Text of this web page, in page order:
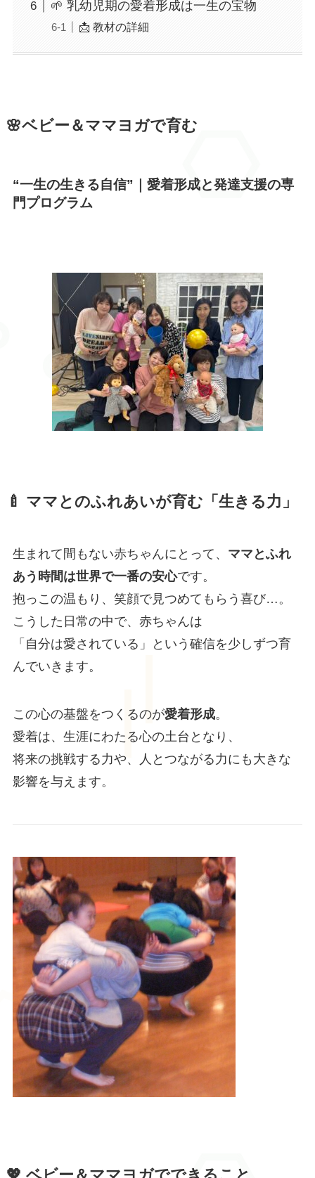
🌱 乳幼児期の愛着形成は一生の宝物
📩 教材の詳細
🌸ベビー＆ママヨガで育む
“一生の生きる自信”｜愛着形成と発達支援の専
門プログラム
🍼 ママとのふれあいが育む「生きる力」
生まれて間もない赤ちゃんにとって、 ママとふれ
あう時間は世界で一番の安心です。
抱っこの温もり、笑顔で見つめてもらう喜び…。
こうした日常の中で、赤ちゃんは
「自分は愛されている」という確信を少しずつ育
んでいきます。
この心の基盤をつくるのが愛着形成。
愛着は、生涯にわたる心の土台となり、
将来の挑戦する力や、人とつながる力にも大きな
影響を与えます。